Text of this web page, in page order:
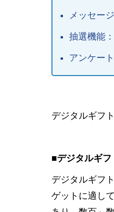
メッセー
抽選機能
アンケー
デジタルギフ
■デジタルギ
デジタルギフ
ゲットに適し